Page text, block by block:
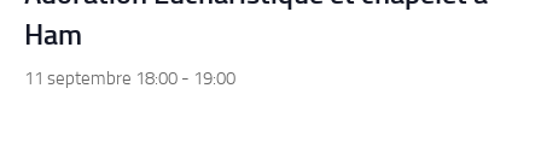
Ham
11 septembre 18:00 - 19:00